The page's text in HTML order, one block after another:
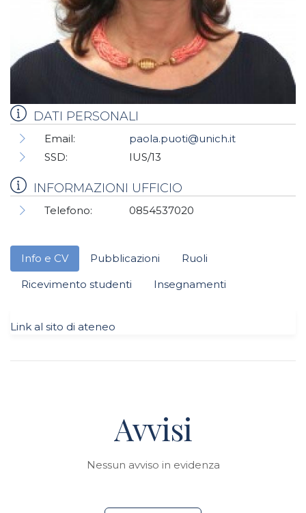
DATI PERSONALI
Email:
paola.puoti@unich.it
SSD:
IUS/13
INFORMAZIONI UFFICIO
Telefono: 0854537020
Info e CV Pubblicazioni
Ruoli
Ricevimento studenti
Insegnamenti
Link al sito di ateneo
Avvisi
Nessun avviso in evidenza